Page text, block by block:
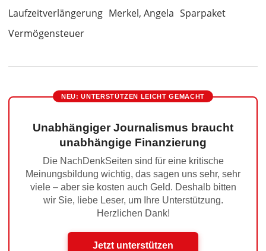
Laufzeitverlängerung Merkel, Angela Sparpaket
Vermögensteuer
NEU: UNTERSTÜTZEN LEICHT GEMACHT
Unabhängiger Journalismus braucht
unabhängige Finanzierung
Die NachDenkSeiten sind für eine kritische
Meinungsbildung wichtig, das sagen uns sehr, sehr
viele – aber sie kosten auch Geld. Deshalb bitten
wir Sie, liebe Leser, um Ihre Unterstützung.
Herzlichen Dank!
Jetzt unterstützen